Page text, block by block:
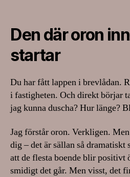
Den där oron
startar
Du har fått lappen i brevlådan.
i fastigheten. Och direkt börjar
jag kunna duscha? Hur länge?
Jag förstår oron. Verkligen.
dig – det är sällan så
att de flesta boende blir positivt
smidigt det går. Men visst, det